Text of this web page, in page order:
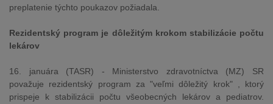
preplatenie týchto poukazov požiadala.
Rezidentský program je dôležitým krokom stabilizácie počtu
lekárov
16. januára (TASR) - Ministerstvo zdravotníctva (MZ) SR
považuje rezidentský program za "veľmi dôležitý krok" , ktorý
prispeje k stabilizácii počtu všeobecných lekárov a pediatrov.